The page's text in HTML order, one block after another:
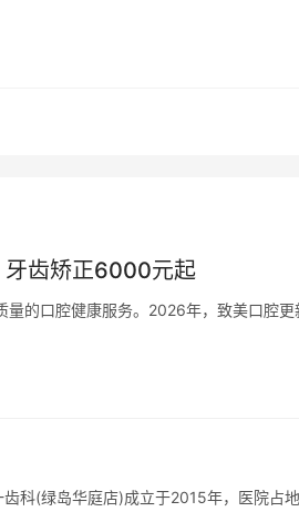
齿矫正6000元起
量的口腔健康服务。2026年，致美口腔更
科(绿岛华庭店)成立于2015年，医院占